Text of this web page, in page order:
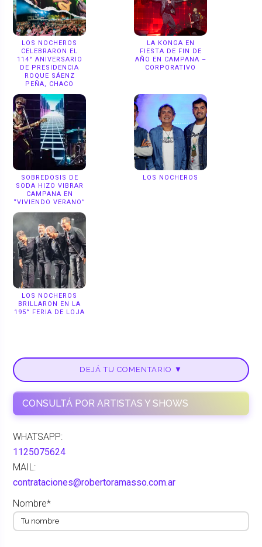
LOS NOCHEROS
CELEBRARON EL
114° ANIVERSARIO
DE PRESIDENCIA
ROQUE SÁENZ
PEÑA, CHACO
LA KONGA EN
FIESTA DE FIN DE
AÑO EN CAMPANA –
CORPORATIVO
SOBREDOSIS DE
SODA HIZO VIBRAR
CAMPANA EN
“VIVIENDO VERANO”
LOS NOCHEROS
LOS NOCHEROS
BRILLARON EN LA
195° FERIA DE LOJA
DEJÁ TU COMENTARIO ▼
CONSULTÁ POR ARTISTAS Y SHOWS
WHATSAPP:
1125075624
MAIL:
contrataciones@robertoramasso.com.ar
Nombre*